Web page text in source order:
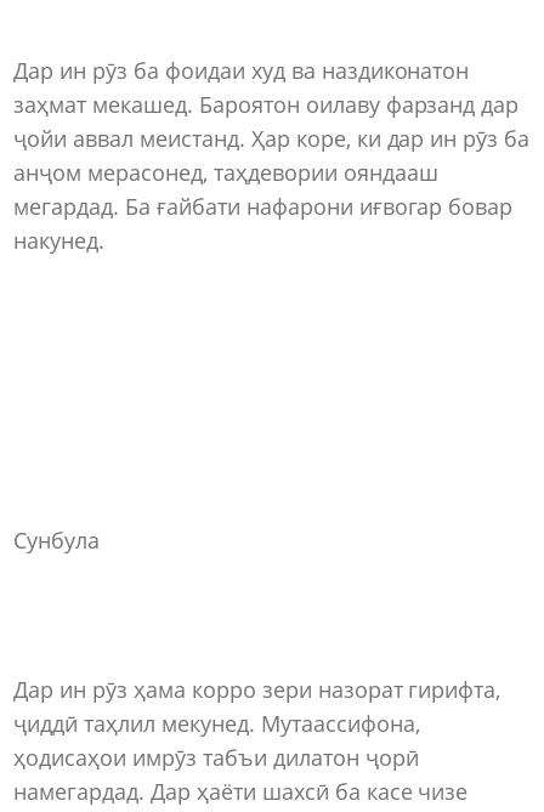
Дар ин рӯз ба фоидаи худ ва наздиконатон
заҳмат мекашед. Бароятон оилаву фарзанд дар
ҷойи аввал меистанд. Ҳар коре, ки дар ин рӯз ба
анҷом мерасонед, таҳдевории ояндааш
мегардад. Ба ғайбати нафарони иғвогар бовар
накунед.
Сунбула
Дар ин рӯз ҳама корро зери назорат гирифта,
ҷиддӣ таҳлил мекунед. Мутаассифона,
ҳодисаҳои имрӯз табъи дилатон ҷорӣ
намегардад. Дар ҳаёти шахсӣ ба касе чизе